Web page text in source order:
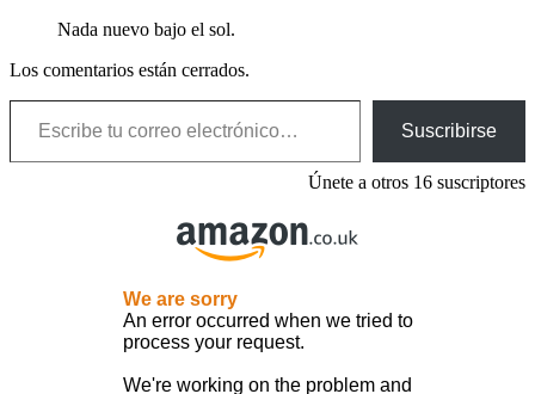
Nada nuevo bajo el sol.
Los comentarios están cerrados.
Escribe tu correo electrónico…
Suscribirse
Únete a otros 16 suscriptores